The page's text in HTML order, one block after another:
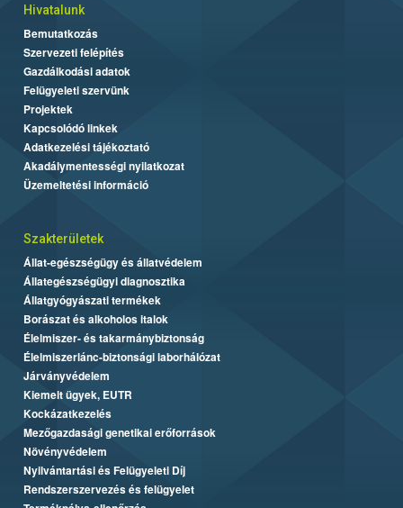
Hivatalunk
Bemutatkozás
Szervezeti felépítés
Gazdálkodási adatok
Felügyeleti szervünk
Projektek
Kapcsolódó linkek
Adatkezelési tájékoztató
Akadálymentességi nyilatkozat
Üzemeltetési információ
Szakterületek
Állat-egészségügy és állatvédelem
Állategészségügyi diagnosztika
Állatgyógyászati termékek
Borászat és alkoholos italok
Élelmiszer- és takarmánybiztonság
Élelmiszerlánc-biztonsági laborhálózat
Járványvédelem
Kiemelt ügyek, EUTR
Kockázatkezelés
Mezőgazdasági genetikai erőforrások
Növényvédelem
Nyilvántartási és Felügyeleti Díj
Rendszerszervezés és felügyelet